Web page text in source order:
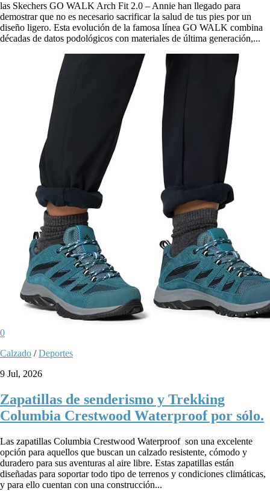
las Skechers GO WALK Arch Fit 2.0 – Annie han llegado para
demostrar que no es necesario sacrificar la salud de tus pies por un
diseño ligero. Esta evolución de la famosa línea GO WALK combina
décadas de datos podológicos con materiales de última generación,...
0
Calzado /Deportes
9 Jul, 2026
Zapatillas de senderismo y Trekking
Columbia Crestwood Waterproof por sólo.
Las zapatillas Columbia Crestwood Waterproof son una excelente
opción para aquellos que buscan un calzado resistente, cómodo y
duradero para sus aventuras al aire libre. Estas zapatillas están
diseñadas para soportar todo tipo de terrenos y condiciones climáticas,
y para ello cuentan con una construcción...